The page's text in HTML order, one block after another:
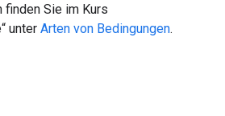
Sie im Kurs
unter Arten von Bedingungen.